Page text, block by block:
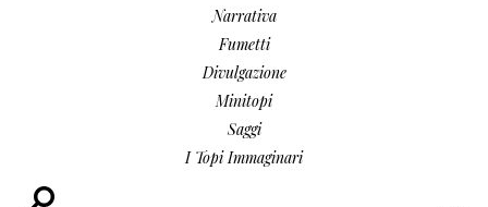
Narrativa
Fumetti
Divulgazione
Minitopi
Saggi
I Topi Immaginari